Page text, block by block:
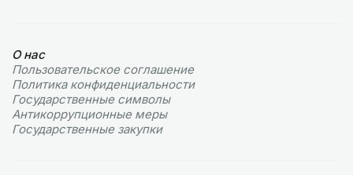
О нас
Пользовательское соглашение
Политика конфиденциальности
Государственные символы
Антикоррупционные меры
Государственные закупки